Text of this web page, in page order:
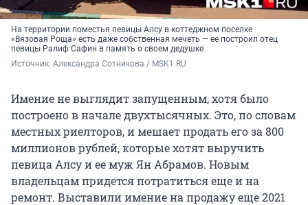
На территории поместья певицы Алсу в коттеджном поселке
«Вязовая Роща» есть даже собственная мечеть — ее построил отец
певицы Ралиф Сафин в память о своем дедушке
Источник: Александра Сотникова / MSK1.RU
Имение не выглядит запущенным, хотя было
построено в начале двухтысячных. Это, по словам
местных риелторов, и мешает продать его за 800
миллионов рублей, которые хотят выручить
певица Алсу и ее муж Ян Абрамов. Новым
владельцам придется потратиться еще и на
ремонт. Выставили имение на продажу еще 2021